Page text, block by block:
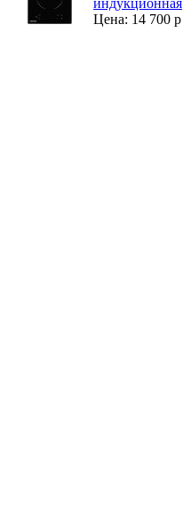
индукционная
Цена: 14 700 р